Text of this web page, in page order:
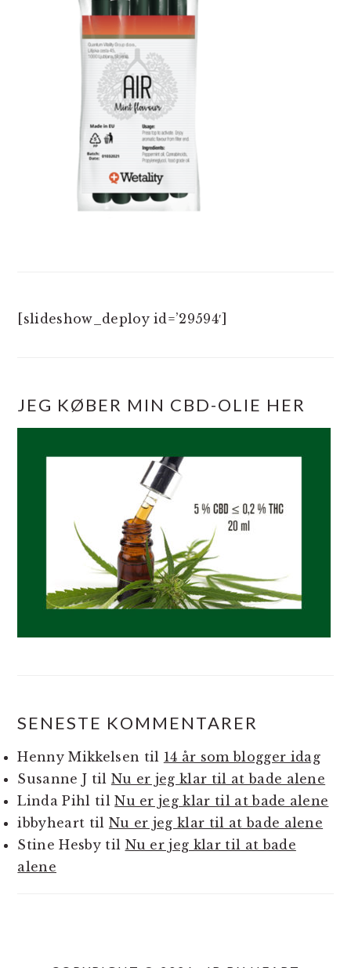
[slideshow_deploy id=’29594′]
JEG KØBER MIN CBD-OLIE HER
SENESTE KOMMENTARER
Henny Mikkelsen til 14 år som blogger idag
Susanne J til Nu er jeg klar til at bade alene
Linda Pihl tilNu er jeg klar til at bade alene
ibbyheart til Nu er jeg klar til at bade alene
Stine Hesbytil Nu er jeg klar til at bade
alene